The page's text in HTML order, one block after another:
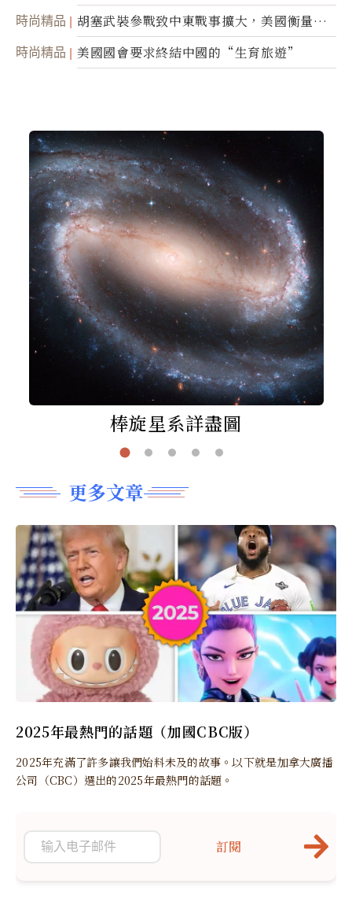
民權力度
時尚精品
胡塞武裝參戰致中東戰事擴大，美國衡量地
面入侵的可能性
時尚精品 美國國會要求終結中國的“生育旅遊”
棒旋星系詳盡圖
更多文章
2025年最熱門的話題（加國CBC版）
2025年充滿了許多讓我們始料未及的故事。以下就是加拿大廣播
公司（CBC）選出的2025年最熱門的話題。
訂閱